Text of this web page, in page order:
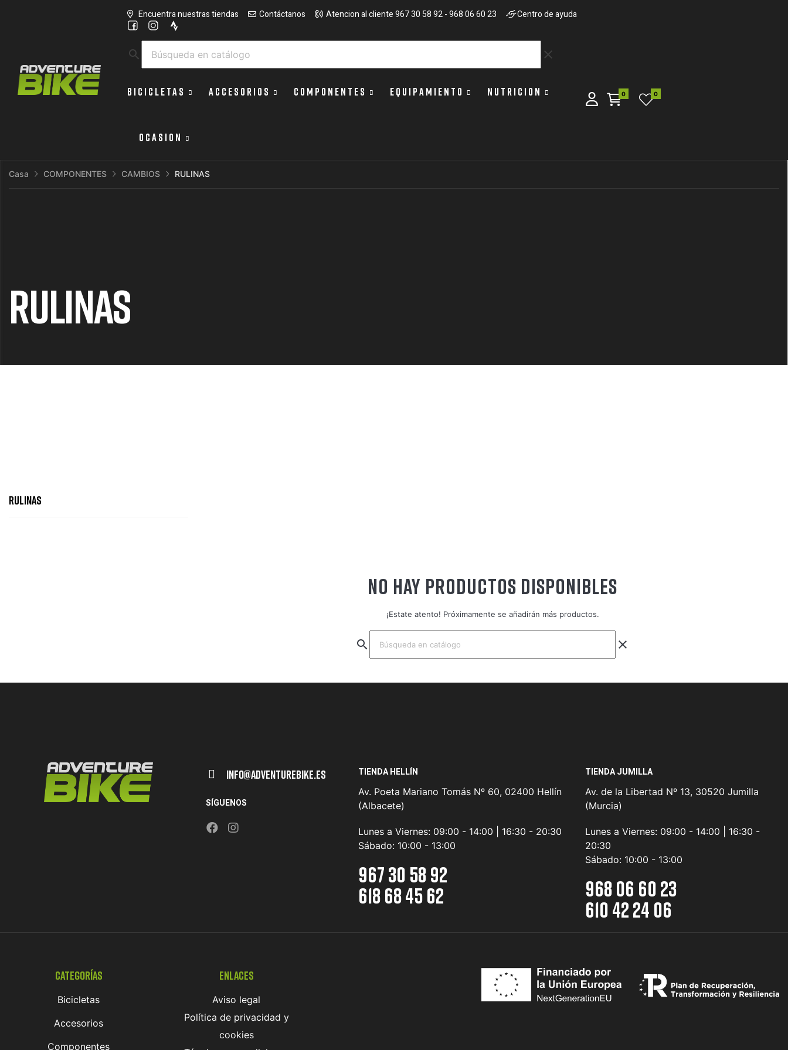
Encuentra nuestras tiendas Contáctanos Atencion al cliente 967 30 58 92 - 968 06 60 23 Centro de ayuda
search clear
BICICLETAS ACCESORIOS COMPONENTES EQUIPAMIENTO NUTRICION
OCASION
0 0
Casa COMPONENTES CAMBIOS RULINAS
RULINAS
RULINAS
NO HAY PRODUCTOS DISPONIBLES
¡Estate atento! Próximamente se añadirán más productos.
search clear
Info@adventurebike.es
SÍGUENOS
TIENDA HELLÍN
Av. Poeta Mariano Tomás Nº 60, 02400 Hellín
(Albacete)
Lunes a Viernes: 09:00 - 14:00 | 16:30 - 20:30
Sábado: 10:00 - 13:00
967 30 58 92
618 68 45 62
TIENDA JUMILLA
Av. de la Libertad Nº 13, 30520 Jumilla
(Murcia)
Lunes a Viernes: 09:00 - 14:00 | 16:30 -
20:30
Sábado: 10:00 - 13:00
968 06 60 23
610 42 24 06
Categorías
Bicicletas
Accesorios
Componentes
Enlaces
Aviso legal
Política de privacidad y
cookies